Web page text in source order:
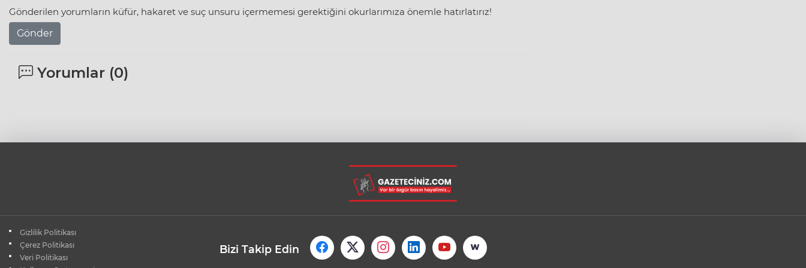
Gönderilen yorumların küfür, hakaret ve suç unsuru içermemesi gerektiğini okurlarımıza önemle hatırlatırız!
Gönder
Yorumlar (0)
Gizlilik Politikası
Çerez Politikası
Veri Politikası
Bizi Takip Edin